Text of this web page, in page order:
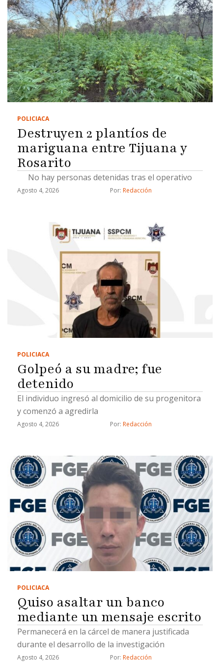
POLICIACA
Destruyen 2 plantíos de
mariguana entre Tijuana y
Rosarito
No hay personas detenidas tras el operativo
Agosto 4, 2026 Por: Redacción
POLICIACA
Golpeó a su madre; fue
detenido
El individuo ingresó al domicilio de su progenitora
y comenzó a agredirla
Agosto 4, 2026 Por: Redacción
POLICIACA
Quiso asaltar un banco
mediante un mensaje escrito
Permanecerá en la cárcel de manera justificada
durante el desarrollo de la investigación
Agosto 4, 2026 Por: Redacción